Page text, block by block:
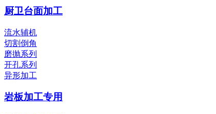
厨卫台面加工
流水辅机
切割倒角
磨抛系列
开孔系列
异形加工
岩板加工专用